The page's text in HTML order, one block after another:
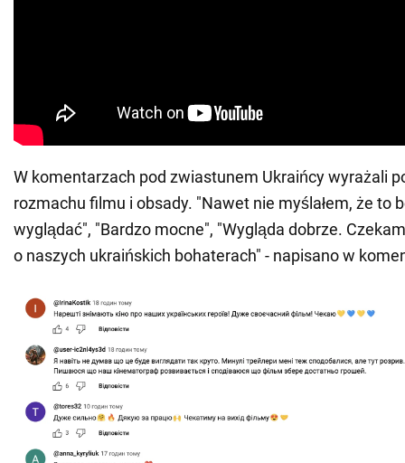
W komentarzach pod zwiastunem Ukraińcy wyrażali
rozmachu filmu i obsady. "Nawet nie myślałem, że to
wyglądać", "Bardzo mocne", "Wygląda dobrze.
o naszych ukraińskich bohaterach" - napisano w